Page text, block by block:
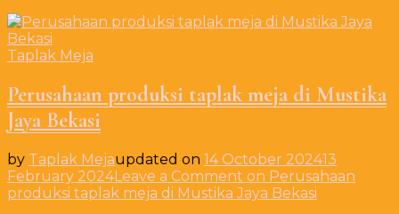
Taplak Meja
Perusahaan produksi taplak meja di Mustika
Jaya Bekasi
by Taplak Mejaupdated on 14 October 202413
February 2024Leave a Comment on Perusahaan
produksi taplak meja di Mustika Jaya Bekasi